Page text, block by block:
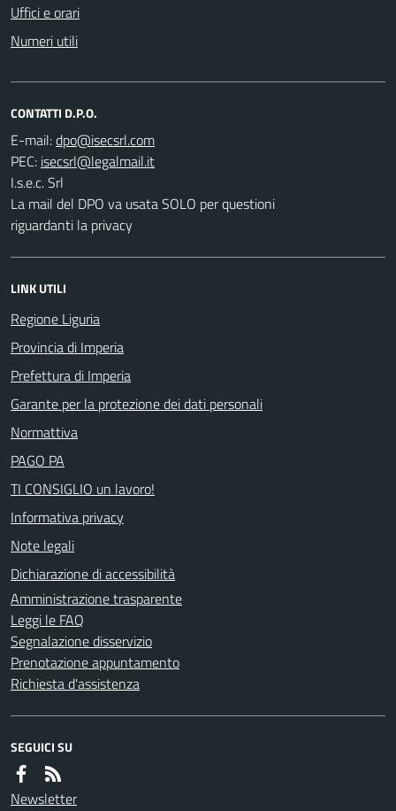
Uffici e orari
Numeri utili
CONTATTI D.P.O.
E-mail:
PEC:
I.s.e.c. Srl
La mail del DPO va usata SOLO per questioni
riguardanti la privacy
LINK UTILI
Regione Liguria
Provincia di Imperia
Prefettura di Imperia
Garante per la protezione dei dati personali
Normattiva
PAGO PA
TI CONSIGLIO un lavoro!
Informativa privacy
Note legali
Dichiarazione di accessibilità
Amministrazione trasparente
Leggi le FAQ
Segnalazione disservizio
Prenotazione appuntamento
Richiesta d'assistenza
SEGUICI SU
Newsletter